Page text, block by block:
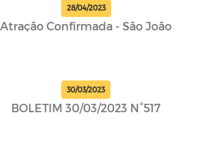
28/04/2023
Atração Confirmada - São João
30/03/2023
BOLETIM 30/03/2023 N°517